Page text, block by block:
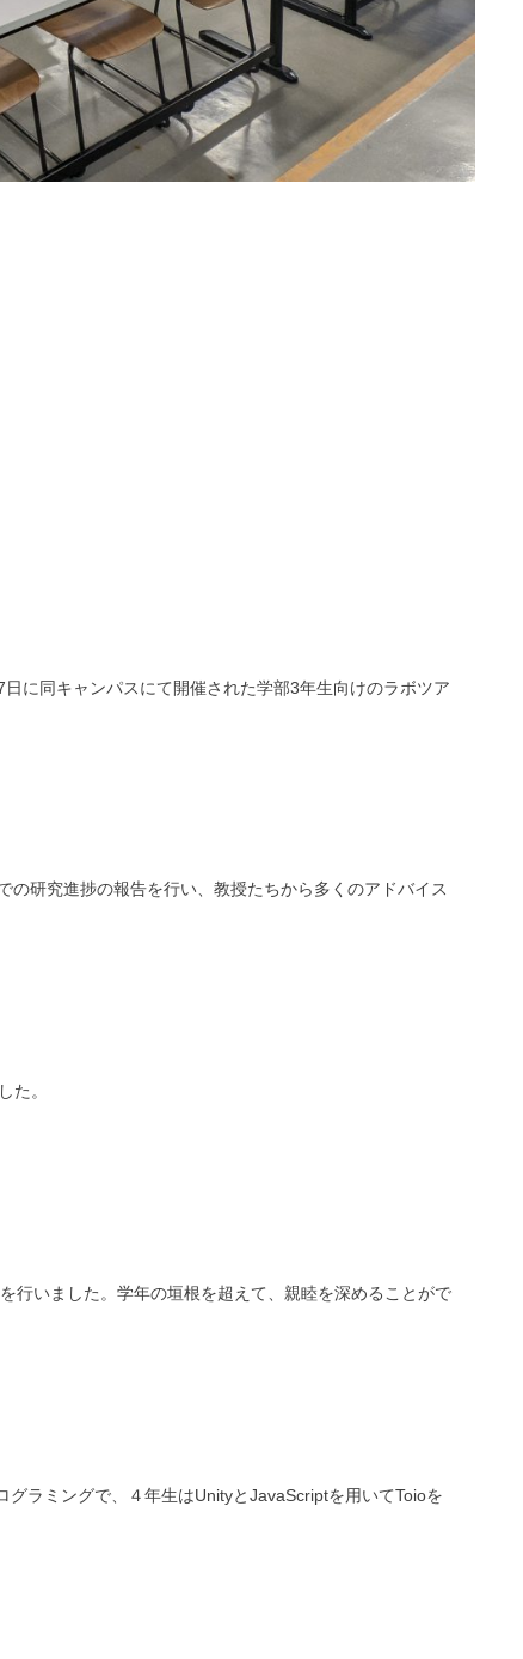
に同キャンパスにて開催された学部3年生向けのラボツア
研究進捗の報告を行い、教授たちから多くのアドバイス
た。
行いました。学年の垣根を超えて、親睦を深めることがで
ラミングで、４年生はUnityとJavaScriptを用いてToioを